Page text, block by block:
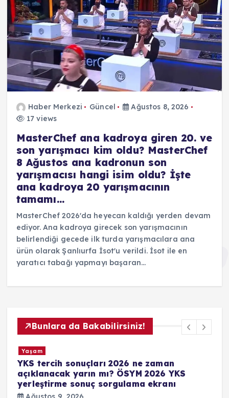
Haber Merkezi Güncel
Ağustos 8, 2026
17 views
MasterChef ana kadroya giren 20. ve
son yarışmacı kim oldu? MasterChef
8 Ağustos ana kadronun son
yarışmacısı hangi isim oldu? İşte
ana kadroya 20 yarışmacının
tamamı…
MasterChef 2026'da heyecan kaldığı yerden devam
ediyor. Ana kadroya girecek son yarışmacının
belirlendiği gecede ilk turda yarışmacılara ana
ürün olarak Şanlıurfa İsot'u verildi. İsot ile en
yaratıcı tabağı yapmayı başaran…
Bunlara da Bakabilirsiniz!
2026 ne zaman
mı? ÖSYM 2026 YKS
sorgulama ekranı
Menderes
nasıl, çoğunluk
Ağustos 9, 2026